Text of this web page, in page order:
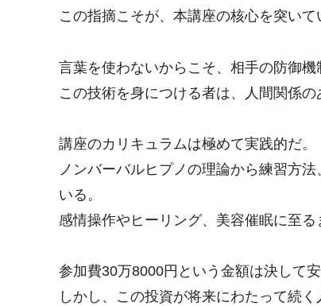
この指摘こそが、本講座の核心を突いて
言葉を使わないからこそ、相手の防御
この技術を身につける者は、人間関係
講座のカリキュラムは極めて実践的だ。
ノンバーバルヒプノの理論から練習方
いる。
感情操作やヒーリング、美容催眠に至る
参加費30万8000円という金額は決して安
しかし、この投資が将来にわたって続